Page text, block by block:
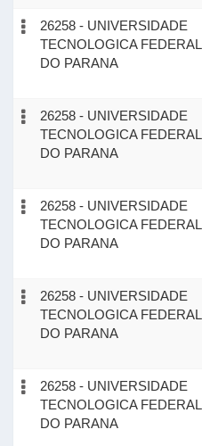
26258 - UNIVERSIDADE
TECNOLOGICA FEDERAL
DO PARANA
26258 - UNIVERSIDADE
TECNOLOGICA FEDERAL
DO PARANA
26258 - UNIVERSIDADE
TECNOLOGICA FEDERAL
DO PARANA
26258 - UNIVERSIDADE
TECNOLOGICA FEDERAL
DO PARANA
26258 - UNIVERSIDADE
TECNOLOGICA FEDERAL
DO PARANA